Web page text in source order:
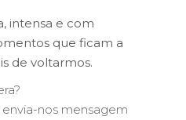
intensa e com
que ficam a
de voltarmos.
envia-nos mensagem